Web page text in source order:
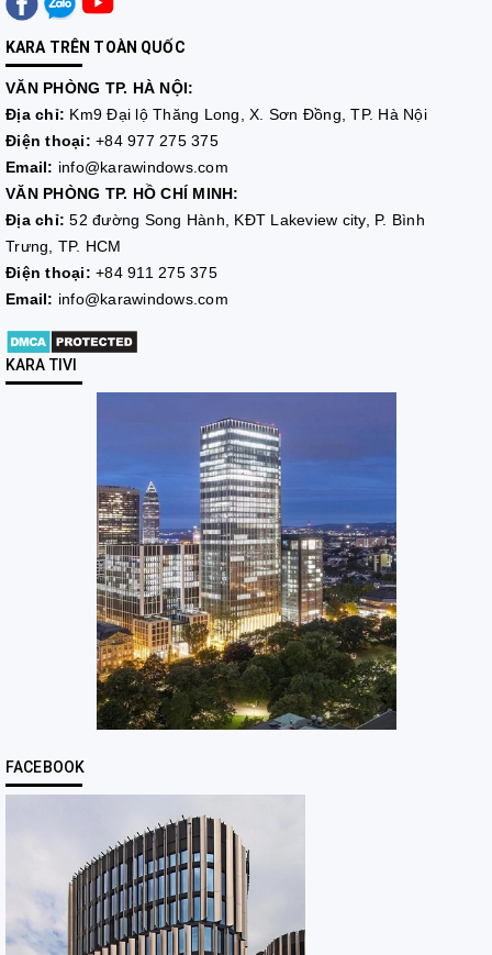
KARA TRÊN TOÀN QUỐC
VĂN PHÒNG TP. HÀ NỘI:
Địa chỉ: Km9 Đại lộ Thăng Long, X. Sơn Đồng, TP. Hà Nội
Điện thoại: +84 977 275 375
Email: info@karawindows.com
VĂN PHÒNG TP. HỒ CHÍ MINH:
Địa chỉ:52 đường Song Hành, KĐT Lakeview city, P. Bình
Trưng, TP. HCM
Điện thoại: +84 911 275 375
Email: info@karawindows.com
KARA TIVI
FACEBOOK